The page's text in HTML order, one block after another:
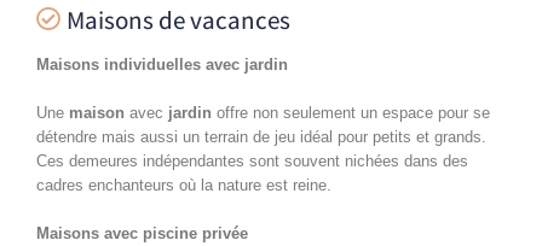
Maisons de vacances
Maisons individuelles avec jardin
Une maison avec jardin offre non seulement un espace pour se
détendre mais aussi un terrain de jeu idéal pour petits et grands.
Ces demeures indépendantes sont souvent nichées dans des
cadres enchanteurs où la nature est reine.
Maisons avec piscine privée